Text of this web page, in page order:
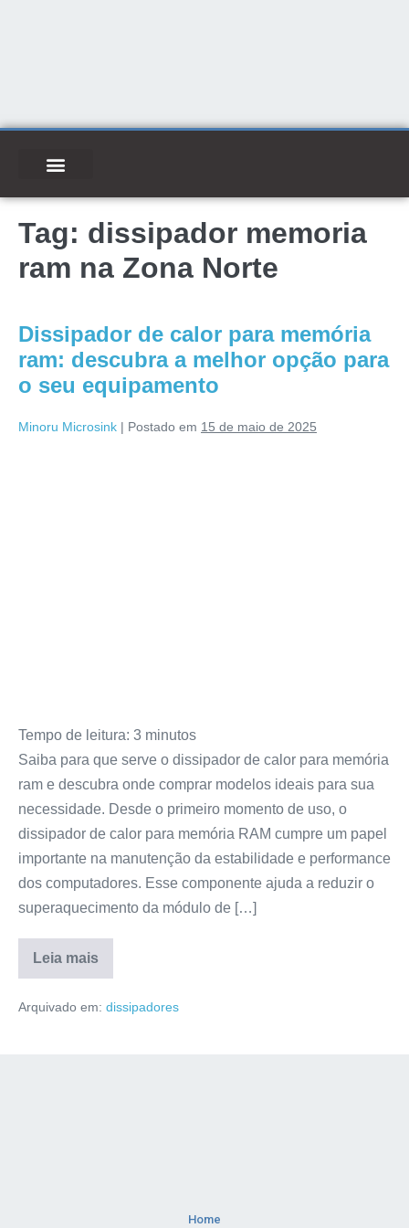
Tag: dissipador memoria
ram na Zona Norte
Dissipador de calor para memória
ram: descubra a melhor opção para
o seu equipamento
Minoru Microsink | Postado em 15 de maio de 2025
Tempo de leitura: 3 minutos
Saiba para que serve o dissipador de calor para memória
ram e descubra onde comprar modelos ideais para sua
necessidade. Desde o primeiro momento de uso, o
dissipador de calor para memória RAM cumpre um papel
importante na manutenção da estabilidade e performance
dos computadores. Esse componente ajuda a reduzir o
superaquecimento da módulo de […]
Leia mais
Arquivado em: dissipadores
Home